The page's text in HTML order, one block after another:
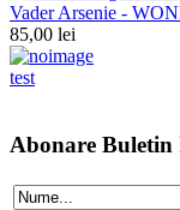
Vader Arsenie -
85,00 lei
test
Abonare